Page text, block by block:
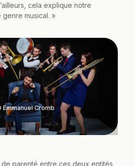
cela explique notre
musical. »
Emmanuel Cromb
parenté entre ces deux entités